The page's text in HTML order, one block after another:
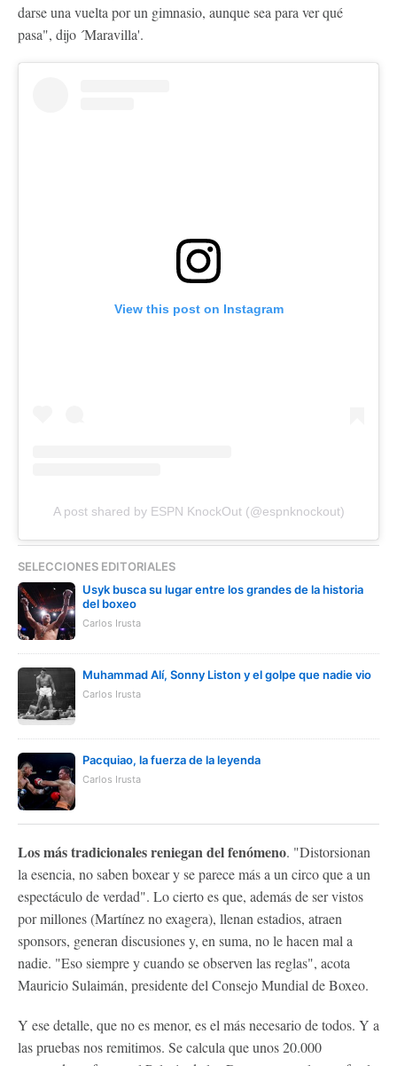
darse una vuelta por un gimnasio, aunque sea para ver qué
pasa", dijo ´Maravilla'.
View this post on Instagram
A post shared by ESPN KnockOut (@espnknockout)
SELECCIONES EDITORIALES
Usyk busca su lugar entre los grandes de la historia
del boxeo
Carlos Irusta
Muhammad Alí, Sonny Liston y el golpe que nadie vio
Carlos Irusta
Pacquiao, la fuerza de la leyenda
Carlos Irusta
Los más tradicionales reniegan del fenómeno. "Distorsionan
la esencia, no saben boxear y se parece más a un circo que a un
espectáculo de verdad". Lo cierto es que, además de ser vistos
por millones (Martínez no exagera), llenan estadios, atraen
sponsors, generan discusiones y, en suma, no le hacen mal a
nadie. "Eso siempre y cuando se observen las reglas", acota
Mauricio Sulaimán, presidente del Consejo Mundial de Boxeo.
Y ese detalle, que no es menor, es el más necesario de todos. Y a
las pruebas nos remitimos. Se calcula que unos 20.000